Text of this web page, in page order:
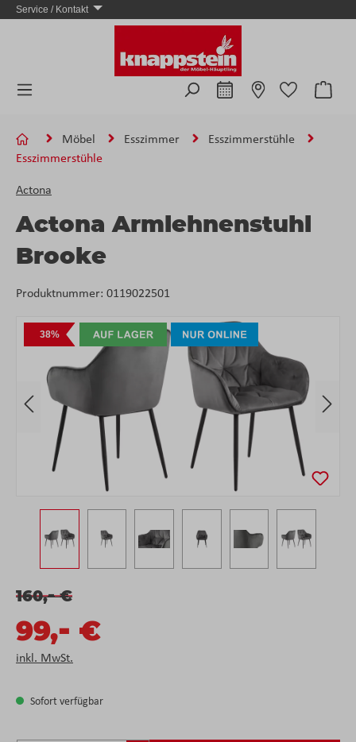
Zum Hauptinhalt springen
Service / Kontakt
Möbel Esszimmer
Esszimmerstühle
Esszimmerstühle
38%
Bildergalerie überspringen
Actona
Actona Armlehnenstuhl
Brooke
Produktnummer: 0119022501
160,-€
99,- €
inkl. MwSt.
Sofort verfügbar